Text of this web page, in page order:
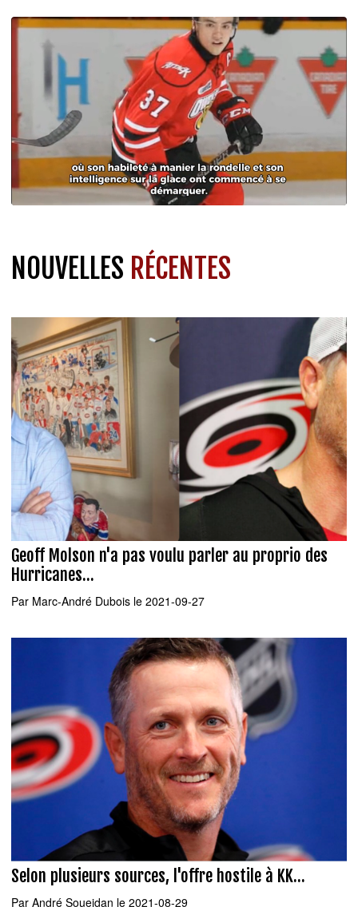
NOUVELLES RÉCENTES
Geoff Molson n'a pas voulu parler au proprio des
Hurricanes...
Par Marc-André Dubois le 2021-09-27
Selon plusieurs sources, l'offre hostile à KK...
Par André Soueidan le 2021-08-29